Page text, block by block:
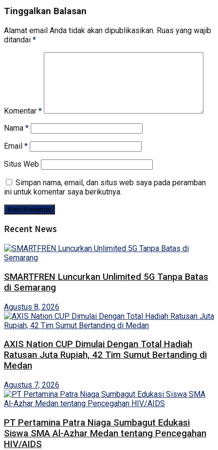
Tinggalkan Balasan
Alamat email Anda tidak akan dipublikasikan. Ruas yang wajib
ditandai *
Komentar *
Nama *
Email *
Situs Web
Simpan nama, email, dan situs web saya pada peramban
ini untuk komentar saya berikutnya.
Recent News
SMARTFREN Luncurkan Unlimited 5G Tanpa Batas
di Semarang
Agustus 8, 2026
AXIS Nation CUP Dimulai Dengan Total Hadiah
Ratusan Juta Rupiah, 42 Tim Sumut Bertanding di
Medan
Agustus 7, 2026
PT Pertamina Patra Niaga Sumbagut Edukasi
Siswa SMA Al-Azhar Medan tentang Pencegahan
HIV/AIDS